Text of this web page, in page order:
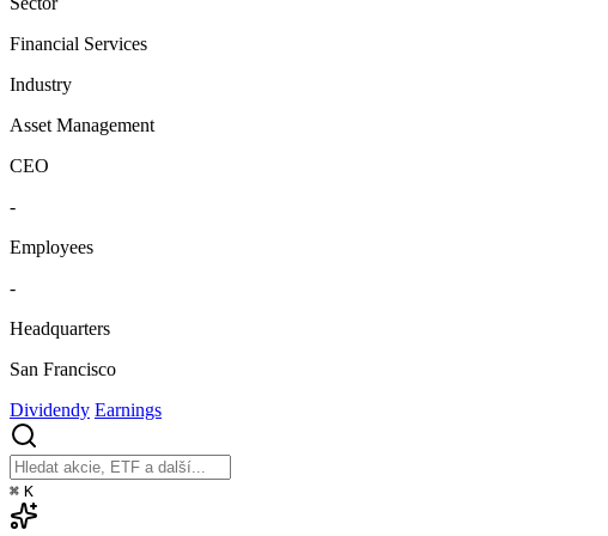
Financial Services
Industry
Asset Management
CEO
-
Employees
-
Headquarters
San Francisco
Dividendy Earnings
⌘ K